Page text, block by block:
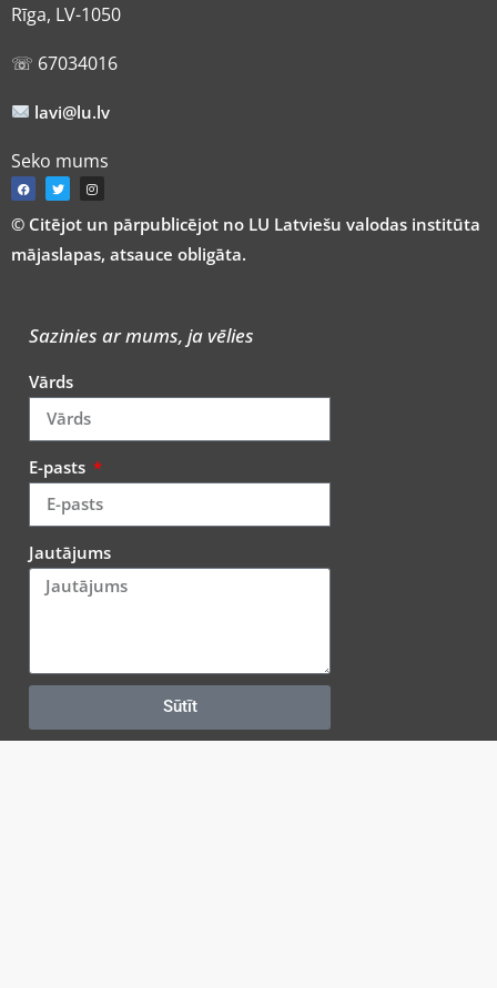
Rīga, LV-1050
☏ 67034016
lavi@lu.lv
Seko mums
© Citējot un pārpublicējot no LU Latviešu valodas institūta
mājaslapas, atsauce obligāta.
Sazinies ar mums, ja vēlies
Vārds
E-pasts
Jautājums
Sūtīt